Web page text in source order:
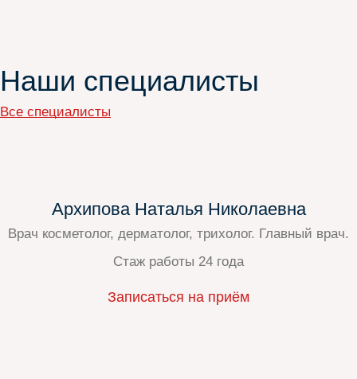
Наши специалисты
Все специалисты
Архипова Наталья Николаевна
Врач косметолог, дерматолог, трихолог. Главный врач.
Стаж работы 24 года
Записаться на приём